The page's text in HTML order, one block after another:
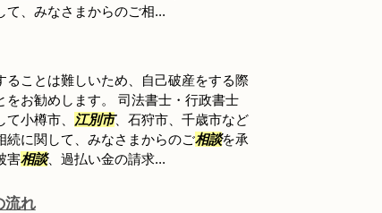
て、みなさまからのご相...
ることは難しいため、自己破産をする際
をお勧めします。 司法書士・行政書士
小樽市、
江別市、石狩市、千歳市など
続に関して、みなさまからのご相談を承
害相談、過払い金の請求...
流れ